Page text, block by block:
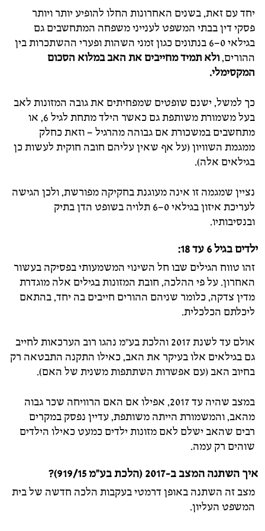
יחד עם זאת, בשנים האחרונות החלו להופיע יותר ויותר
פסקי דין בבתי המשפט לענייני משפחה המתחשבים גם
בגילאי 0–6 בנתונים כגון זמני השהות ופערי ההשתכרות בין
ההורים,ולא תמיד מחייבים את האב במלוא הסכום
המקסימלי.
כך למשל, ישנם שופטים שמפחיתים את גובה המזונות לאב
בעל משמורת משותפת גם כאשר הילד מתחת לגיל 6, או
מתחשבים במשכורת אם גבוהה מהרגיל – וזאת כחלק
ממגמת השוויון (על אף שאין עליהם חובה חוקית לעשות כן
בגילאים אלה).
נציין שמגמה זו אינה מעוגנת בחקיקה מפורשת, ולכן הגישה
לעריכת איזון בגילאי 0–6 תלויה בשופט הדן בתיק
ובנסיבותיו.
ילדים בגיל 6 עד 18:
זהו טווח הגילים שבו חל השינוי המשמעותי בפסיקה בעשור
האחרון. על פי ההלכה, חובת המזונות בגילים אלה מוגדרת
מדין צדקה, כלומר שניהם ההורים חייבים בה יחד, בהתאם
ליכלתם הכלכלית.
אולם עד לשנת 2017 והלכת בע"מ נהגו רוב הערכאות לחייב
גם בגילאים אלו בעיקר את האב, כאילו התקנה התבטאה רק
בחיוב האב (עם אפשרות השתתפות משנית של האם).
במצב שהיה עד 2017, אפילו אם האם הרוויחה שכר גבוה
מהאב, והמשמורת הייתה משותפת, עדיין נפסק במקרים
רבים שהאב ישלם לאם מזונות ילדים כמעט כאילו הילדים
שוהים רק עמה.
איך השתנה המצב ב-2017 (הלכת בע"מ 919/15)?
מצב זה השתנה באופן דרמטי בעקבות הלכה חדשה של בית
המשפט העליון.